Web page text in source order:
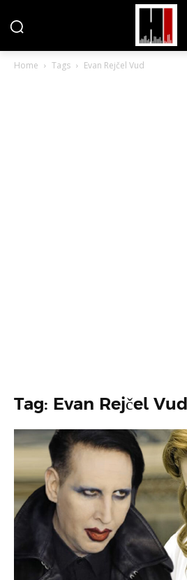
Home Tags Evan Rejčel Vud
Tag: Evan Rejčel Vud